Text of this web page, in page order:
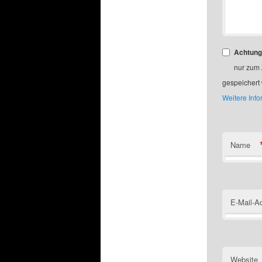
nur zum
gespeichert
Weitere
Name
E-Mail-
Website